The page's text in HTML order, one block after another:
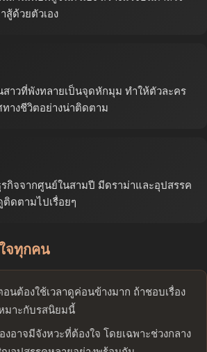
ด้วยตัวเอง
าวที่พังทลายเป็นจุดหักมุม ทำให้ตัวละคร
างชีวิตอย่างน่าติดตาม
กิจจากศูนย์ในสามปี มีดราม่าและอุปสรรค
ดตามไปเรื่อยๆ
จทุกคน
อนต้องใช้เวลาดูค่อนข้างมาก ถ้าชอบเรื่อง
มาะกับรสนิยมนี้
งอาจมีจังหวะที่ต้องใจ โดยเฉพาะช่วงกลาง